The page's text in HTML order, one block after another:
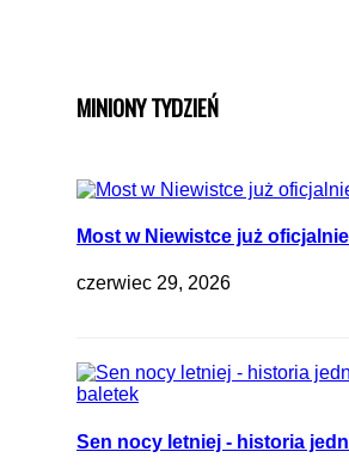
MINIONY TYDZIEŃ
Most w Niewistce już
czerwiec 29, 2026
Sen nocy letniej - historia